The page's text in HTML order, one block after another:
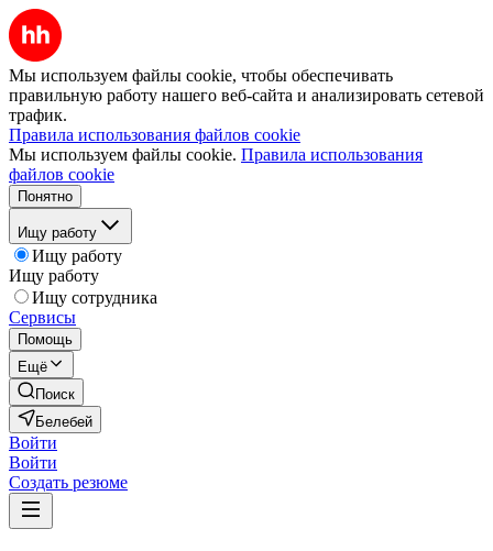
Мы используем файлы cookie, чтобы обеспечивать
правильную работу нашего веб-сайта и анализировать сетевой
трафик.
Правила использования файлов cookie
Мы используем файлы cookie. Правила использования
файлов cookie
Понятно
Ищу работу
Ищу работу
Ищу работу
Ищу сотрудника
Сервисы
Помощь
Ещё
Поиск
Белебей
Войти
Войти
Создать резюме